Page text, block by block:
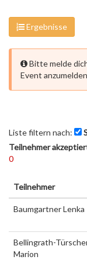
Ergebnisse
Bitte melde
Event
Liste filtern nach:
Teilnehmer
0
Teilnehmer
Baumgartner Lenka
Bellingrath-
Marion